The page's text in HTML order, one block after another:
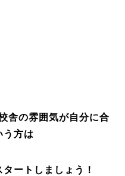
舎の雰囲気が自分に合
う方は
ートしましょう！